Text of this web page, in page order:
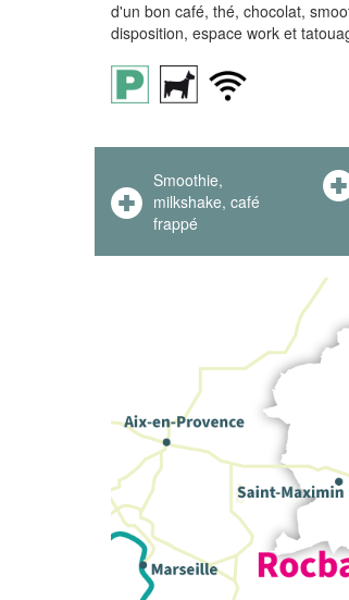
d'un bon café, thé, chocolat,
disposition, espace work et
Smoothie,
milkshake, café
frappé